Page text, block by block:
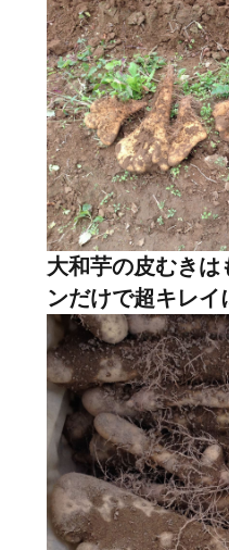
大和芋の皮むきは
ンだけで超キレイ